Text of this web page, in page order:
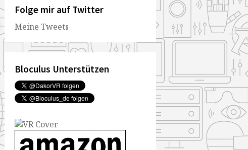
Folge mir auf Twitter
Meine Tweets
Bloculus Unterstützen